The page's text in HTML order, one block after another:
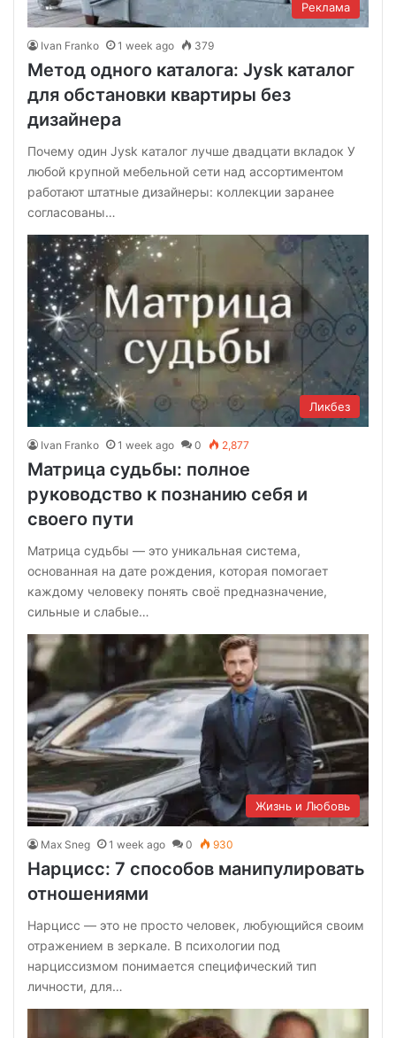
Реклама
Ivan Franko 1 week ago 379
Метод одного каталога: Jysk каталог
для обстановки квартиры без
дизайнера
Почему один Jysk каталог лучше двадцати вкладок У
любой крупной мебельной сети над ассортиментом
работают штатные дизайнеры: коллекции заранее
согласованы…
Ликбез
Ivan Franko 1 week ago 0 2,877
Матрица судьбы: полное
руководство к познанию себя и
своего пути
Матрица судьбы — это уникальная система,
основанная на дате рождения, которая помогает
каждому человеку понять своё предназначение,
сильные и слабые…
Жизнь и Любовь
Max Sneg 1 week ago 0 930
Нарцисс: 7 способов манипулировать
отношениями
Нарцисс — это не просто человек, любующийся своим
отражением в зеркале. В психологии под
нарциссизмом понимается специфический тип
личности, для…